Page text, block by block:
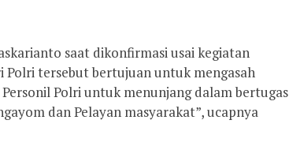
saat dikonfirmasi usai kegiatan
Polri tersebut bertujuan untuk mengasah
Polri untuk menunjang dalam bertugas
dan Pelayan masyarakat”, ucapnya